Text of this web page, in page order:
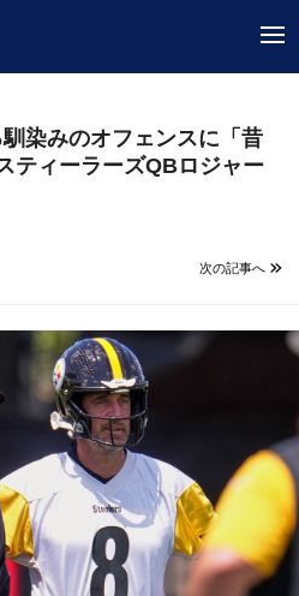
染みのオフェンスに「昔
ティーラーズQBロジャー
次の記事へ